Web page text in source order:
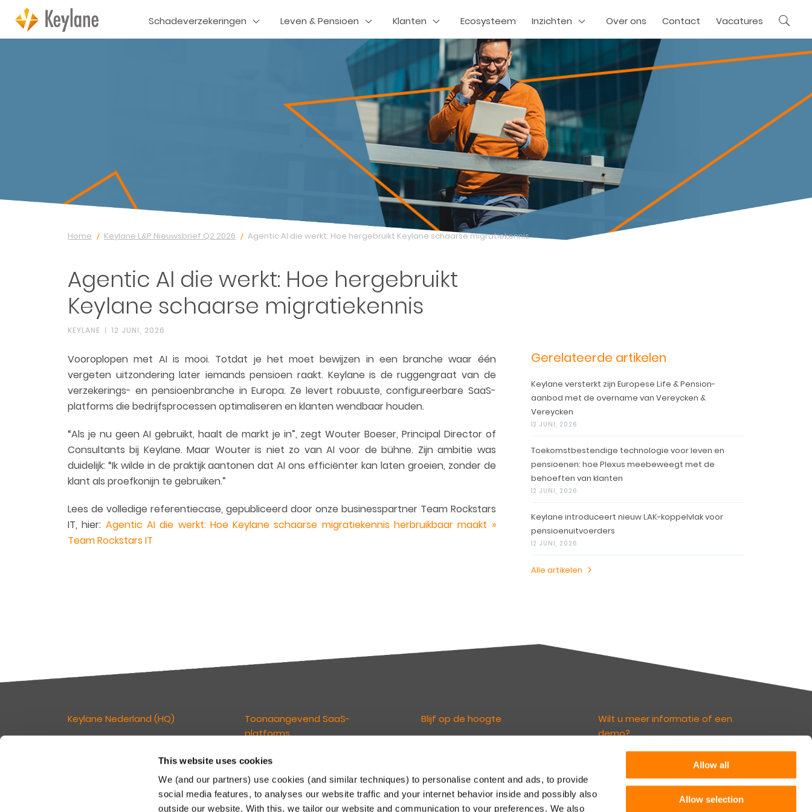
This website uses cookies
We (and our partners) use cookies (and similar techniques) to personalise content and ads, to provide
social media features, to analyses our website traffic and your internet behavior inside and possibly also
outside our website. With this, we tailor our website and communication to your preferences. We also
Allow all
Allow selection
Schadeverzekeringen Leven & Pensioen Klanten Ecosysteem Inzichten Over ons Contact Vacatures
Home Keylane L&P Nieuwsbrief Q2 2026 Agentic AI die werkt: Hoe hergebruikt Keylane schaarse migratiekennis
Agentic AI die werkt: Hoe hergebruikt
Keylane schaarse migratiekennis
KEYLANE 12 JUNI, 2026
Vooroplopen met AI is mooi. Totdat je het moet bewijzen in een branche waar één
vergeten uitzondering later iemands pensioen raakt. Keylane is de ruggengraat van de
verzekerings- en pensioenbranche in Europa. Ze levert robuuste, configureerbare SaaS-
platforms die bedrijfsprocessen optimaliseren en klanten wendbaar houden.
“Als je nu geen AI gebruikt, haalt de markt je in”, zegt Wouter Boeser, Principal Director of
Consultants bij Keylane. Maar Wouter is niet zo van AI voor de bühne. Zijn ambitie was
duidelijk: “Ik wilde in de praktijk aantonen dat AI ons efficiënter kan laten groeien, zonder de
klant als proefkonijn te gebruiken.”
Lees de volledige referentiecase, gepubliceerd door onze businesspartner Team Rockstars
IT, hier: Agentic AI die werkt: Hoe Keylane schaarse migratiekennis herbruikbaar maakt »
Team Rockstars IT
Gerelateerde artikelen
Keylane versterkt zijn Europese Life & Pension-
aanbod met de overname van Vereycken &
Vereycken
12 JUNI, 2026
Toekomstbestendige technologie voor leven en
pensioenen: hoe Plexus meebeweegt met de
behoeften van klanten
12 JUNI, 2026
Keylane introduceert nieuw LAK-koppelvlak voor
pensioenuitvoerders
12 JUNI, 2026
Alle artikelen
Keylane Nederland (HQ)
Bezoek de contactpagina voor een
compleet overzicht van onze
Toonaangevend SaaS-
platforms
Wij geloven dat technologie de
verzekerings- en pensioensector
kan veranderen. En maken het onze
klanten mogelijk om te innoveren en
Blijf op de hoogte
en ontwikkelingen. U kunt zich direct
inschrijven via onderstaande links.
Maak een keuze uit de nieuwsbrief
Wilt u meer informatie of een
demo?